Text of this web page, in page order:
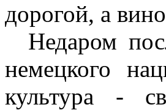
дорогой, а
Недаром
немецкого
культура -